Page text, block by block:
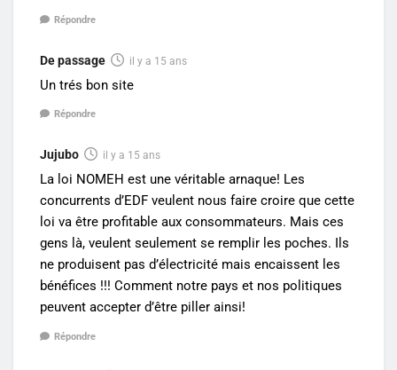
Répondre
De passage il y a 15 ans
Un trés bon site
Répondre
Jujubo il y a 15 ans
La loi NOMEH est une véritable arnaque! Les
concurrents d’EDF veulent nous faire croire que cette
loi va être profitable aux consommateurs. Mais ces
gens là, veulent seulement se remplir les poches. Ils
ne produisent pas d’électricité mais encaissent les
bénéfices !!! Comment notre pays et nos politiques
peuvent accepter d’être piller ainsi!
Répondre